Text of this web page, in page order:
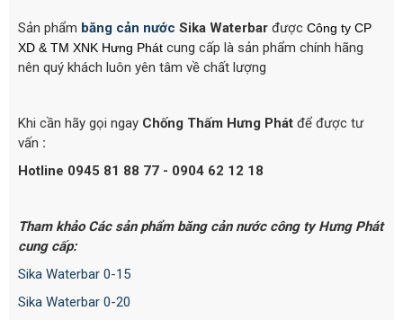
Sản phẩm băng cản nước Sika Waterbar được Công ty CP
XD & TM XNK Hưng Phát cung cấp là sản phẩm chính hãng
nên quý khách luôn yên tâm về chất lượng
Khi cần hãy gọi ngay Chống Thấm Hưng Phát để được tư
vấn :
Hotline 0945 81 88 77 - 0904 62 12 18
Tham khảo Các sản phẩm băng cản nước công ty Hưng Phát
cung cấp:
Sika Waterbar 0-15
Sika Waterbar 0-20